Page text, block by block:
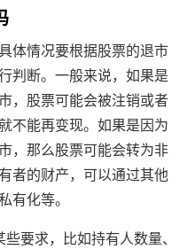
体情况要根据股票的退市
判断。一般来说，如果是
，股票可能会被注销或者
不能再变现。如果是因为
，那么股票可能会转为非
者的财产，可以通过其他
有化等。
要求，比如持有人数量、